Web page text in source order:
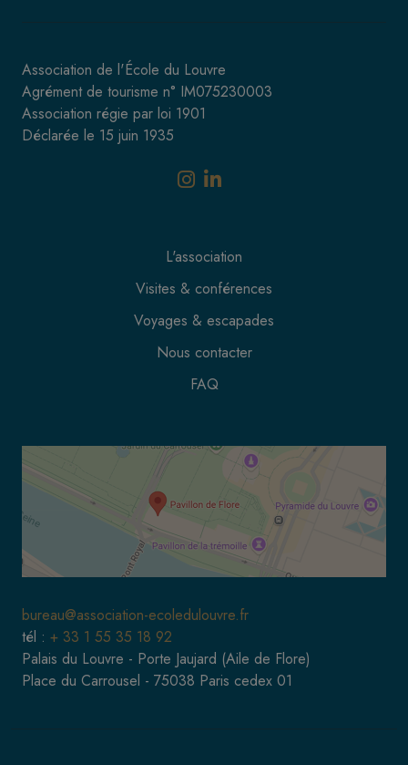
Association de l'École du Louvre
Agrément de tourisme n° IM075230003
Association régie par loi 1901
Déclarée le 15 juin 1935
L'association
Visites & conférences
Voyages & escapades
Nous contacter
FAQ
bureau@association-ecoledulouvre.fr
tél : + 33 1 55 35 18 92
Palais du Louvre - Porte Jaujard (Aile de Flore)
Place du Carrousel - 75038 Paris cedex 01